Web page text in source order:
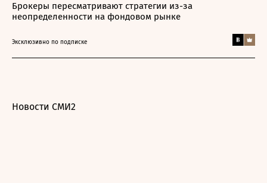
Брокеры пересматривают стратегии из-за
неопределенности на фондовом рынке
Эксклюзивно по подписке
Новости СМИ2